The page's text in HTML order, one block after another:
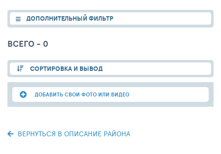
ДОПОЛНИТЕЛЬНЫЙ ФИЛЬТР
ВСЕГО - 0
СОРТИРОВКА И ВЫВОД
ДОБАВИТЬ СВОИ ФОТО ИЛИ ВИДЕО
ВЕРНУТЬСЯ В ОПИСАНИЕ РАЙОНА